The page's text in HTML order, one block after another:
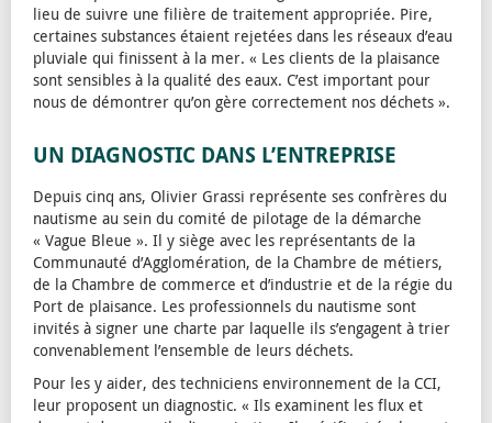
lieu de suivre une filière de traitement appropriée. Pire,
certaines substances étaient rejetées dans les réseaux d’eau
pluviale qui finissent à la mer. « Les clients de la plaisance
sont sensibles à la qualité des eaux. C’est important pour
nous de démontrer qu’on gère correctement nos déchets ».
UN DIAGNOSTIC DANS L’ENTREPRISE
Depuis cinq ans, Olivier Grassi représente ses confrères du
nautisme au sein du comité de pilotage de la démarche
« Vague Bleue ». Il y siège avec les représentants de la
Communauté d’Agglomération, de la Chambre de métiers,
de la Chambre de commerce et d’industrie et de la régie du
Port de plaisance. Les professionnels du nautisme sont
invités à signer une charte par laquelle ils s’engagent à trier
convenablement l’ensemble de leurs déchets.
Pour les y aider, des techniciens environnement de la CCI,
leur proposent un diagnostic. « Ils examinent les flux et